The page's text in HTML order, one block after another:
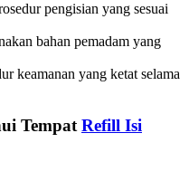
pengisian yang sesuai
bahan pemadam yang
keamanan yang ketat selama
Tempat Refill Isi